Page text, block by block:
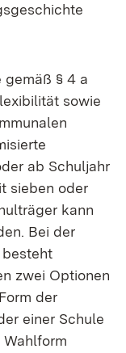
gemäß § 4 a
sowie
ab Schuljahr
sieben oder
kann
Bei der
zwei Optionen
der
einer Schule